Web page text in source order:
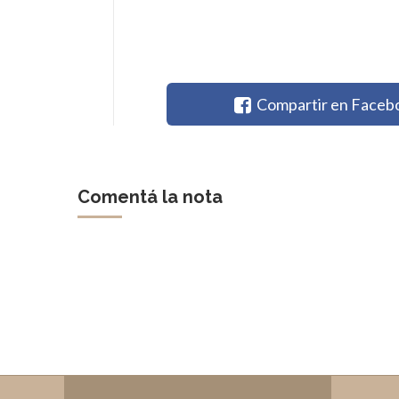
Compartir en
Comentá la nota